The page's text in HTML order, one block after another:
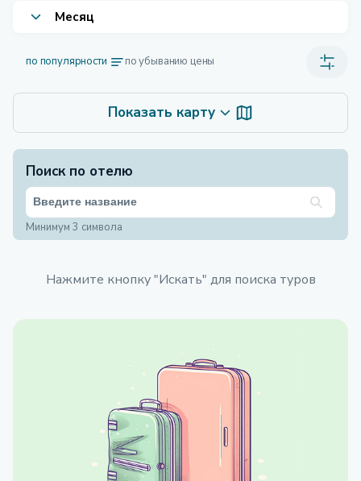
Месяц
по популярности по убыванию цены
Показать карту
Поиск по отелю
Минимум 3 символа
Нажмите кнопку "Искать" для поиска туров